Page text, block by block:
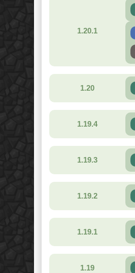
1.20.1
1.20
1.19.4
1.19.3
1.19.2
1.19.1
1.19